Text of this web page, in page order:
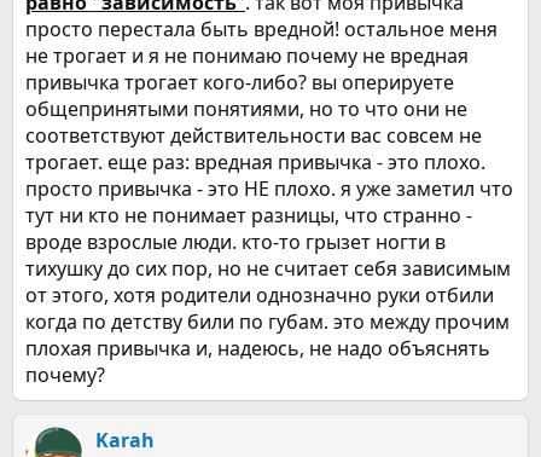
просто перестала быть вредной! остальное меня
не трогает и я не понимаю почему не вредная
привычка трогает кого-либо? вы оперируете
общепринятыми понятиями, но то что они не
соответствуют действительности вас совсем не
трогает. еще раз: вредная привычка - это плохо.
просто привычка - это НЕ плохо. я уже заметил что
тут ни кто не понимает разницы, что странно -
вроде взрослые люди. кто-то грызет ногти в
тихушку до сих пор, но не считает себя зависимым
от этого, хотя родители однозначно руки отбили
когда по детству били по губам. это между прочим
плохая привычка и, надеюсь, не надо объяснять
почему?
Karah